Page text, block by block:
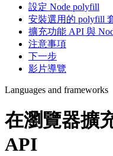
設定 Node polyfill
安裝選用的 polyfill
擴充功能 API 與
注意事項
下一步
影片導覽
Languages and frameworks
在瀏覽器擴
API